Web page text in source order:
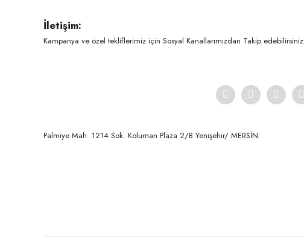
Ürün açıklamasında eksik bilgiler bulunuyor.
Ürün bilgilerinde hatalar bulunuyor.
İletişim:
Kampanya ve özel tekliflerimiz için Sosyal Kanallarımızdan Takip edebilirsiniz
Palmiye Mah. 1214 Sok. Koluman Plaza 2/B Yenişehir/ MERSİN.ㅤㅤㅤㅤㅤㅤㅤㅤㅤㅤㅤㅤㅤㅤㅤㅤㅤㅤㅤㅤㅤㅤㅤㅤㅤㅤㅤㅤㅤㅤㅤㅤㅤㅤㅤ ㅤㅤㅤㅤㅤㅤㅤㅤㅤㅤ